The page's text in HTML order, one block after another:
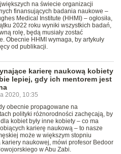
na świecie organizacji
finansujących badania naukowe –
Medical Institute (HHMI) – ogłosiła,
2022 roku wyniki wszystkich badań,
rolę, będą musiały zostać
Obecnie HHMI wymaga, by artykuły
od publikacji.
karierę naukową kobiety
lepiej, gdy ich mentorem jest
2020, 10:35
obecnie propagowane na
polityki różnorodności zachęcają, by
kobiet były inne kobiety – co ma
karierę naukową – to nasze
może w większym stopniu
naukowej, mówi profesor Bedoor
w Abu Zabi.